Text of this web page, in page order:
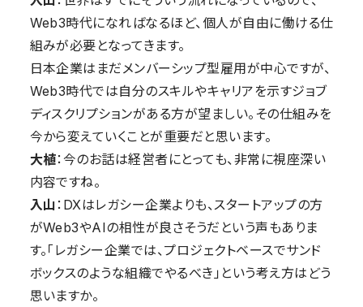
Web3時代になればなるほど、個人が自由に働ける仕
組みが必要となってきます。
日本企業はまだメンバーシップ型雇用が中心ですが、
Web3時代では自分のスキルやキャリアを示すジョブ
ディスクリプションがある方が望ましい。その仕組みを
今から変えていくことが重要だと思います。
大植：今のお話は経営者にとっても、非常に視座深い
内容ですね。
入山：DXはレガシー企業よりも、スタートアップの方
がWeb3やAIの相性が良さそうだという声もありま
す。「レガシー企業では、プロジェクトベースでサンド
ボックスのような組織でやるべき」という考え方はどう
思いますか。